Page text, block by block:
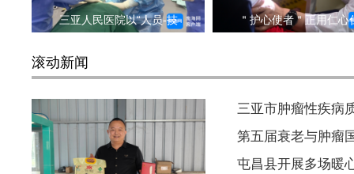
三亚人民医院以“人员-技 ＂护心使者＂正用仁心
滚动新闻
三亚市肿瘤性疾病
第五届衰老与肿瘤
屯昌县开展多场暖